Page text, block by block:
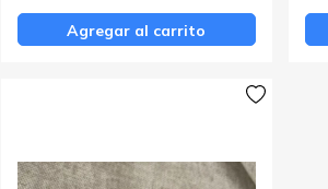
Agregar al carrito